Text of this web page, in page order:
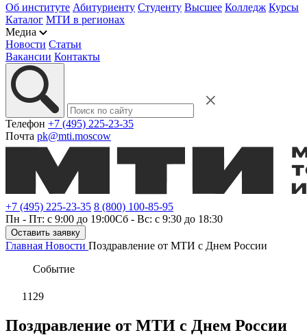
Об институте Абитуриенту Студенту Высшее Колледж Курсы
Каталог МТИ в регионах
Медиа
Новости Статьи
Вакансии Контакты
Телефон +7 (495) 225-23-35
Почта pk@mti.moscow
+7 (495) 225-23-35 8 (800) 100-85-95
Пн - Пт: с 9:00 до 19:00Сб - Вс: с 9:30 до 18:30
Оставить заявку
Главная Новости Поздравление от МТИ с Днем России
Событие
1129
Поздравление от МТИ с Днем России